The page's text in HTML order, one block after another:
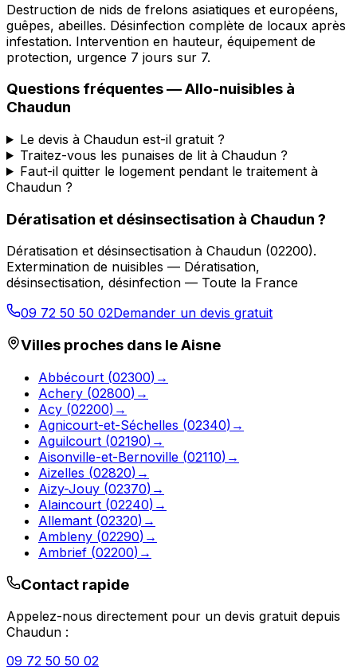
Destruction de nids de frelons asiatiques et européens,
guêpes, abeilles. Désinfection complète de locaux après
infestation. Intervention en hauteur, équipement de
protection, urgence 7 jours sur 7.
Questions fréquentes —Allo-nuisibles à
Chaudun
Le devis à Chaudun est-il gratuit ?
Traitez-vous les punaises de lit à Chaudun ?
Faut-il quitter le logement pendant le traitement à
Chaudun ?
Dératisation et désinsectisation à Chaudun ?
Dératisation et désinsectisation à Chaudun (02200).
Extermination de nuisibles — Dératisation,
désinsectisation, désinfection — Toute la France
09 72 50 50 02Demander un devis gratuit
Villes proches dans leAisne
Abbécourt (02300) →
Achery (02800) →
Acy (02200) →
Agnicourt-et-Séchelles (02340) →
Aguilcourt (02190) →
Aisonville-et-Bernoville (02110) →
Aizelles (02820) →
Aizy-Jouy (02370) →
Alaincourt (02240) →
Allemant (02320) →
Ambleny (02290) →
Ambrief (02200) →
Contact rapide
Appelez-nous directement pour un devis gratuit depuis
Chaudun :
09 72 50 50 02